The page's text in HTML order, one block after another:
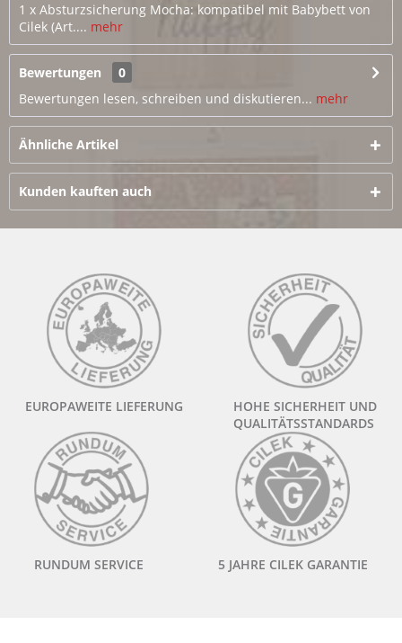
1 x Absturzsicherung Mocha: kompatibel mit Babybett von
Cilek (Art.... mehr
Bewertungen
0
Bewertungen lesen, schreiben und diskutieren... mehr
Ähnliche Artikel
Kunden kauften auch
EUROPAWEITE LIEFERUNG
HOHE SICHERHEIT UND
QUALITÄTSSTANDARDS
RUNDUM SERVICE 5 JAHRE CILEK GARANTIE